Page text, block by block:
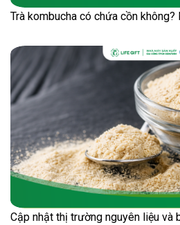
Trà kombucha có chứa cồn
Cập nhật thị trường nguyên liệu và